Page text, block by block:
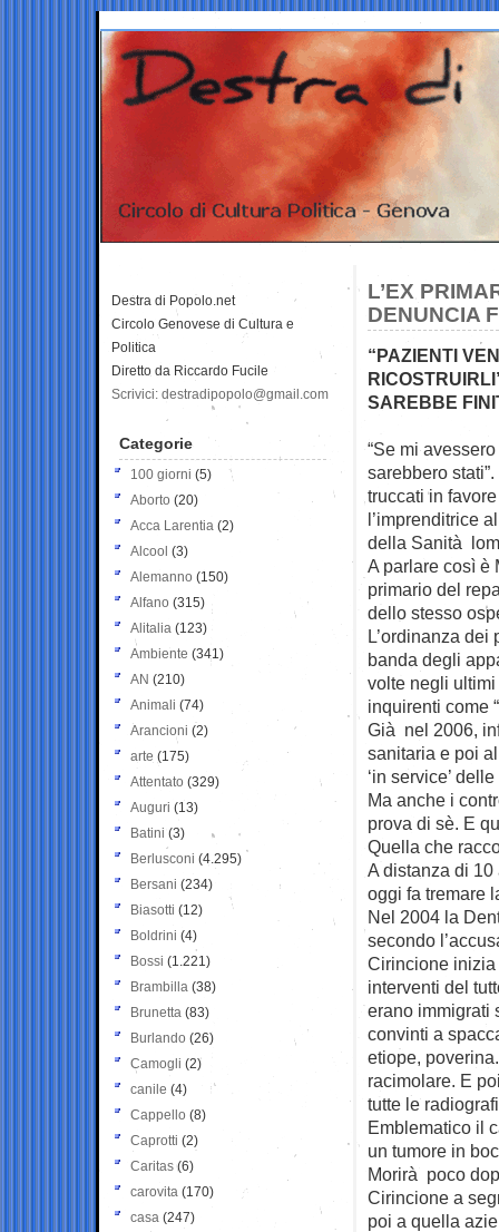
L’EX
DENUNCIA
“PAZIENTI
SAREBBE
“Se mi
sarebbero stati”.
truccati in
l’imprenditrice
della Sanità
A parlare così è
primario del
dello stesso
L’ordinanza dei
banda degli
volte negli
inquirenti come
Già nel 2006,
sanitaria e poi
‘in service’
Ma anche i
prova di sè. E
Quella che
A distanza di
oggi fa tremare
Nel 2004 la
secondo
Cirincione inizia
interventi del
erano immigrati
convinti a
etiope,
racimolare. E
tutte le
Emblematico il
un tumore in
Morirà poco
Cirincione a
poi a quella
Destra di Popolo.net
Circolo Genovese di Cultura e
Politica
Diretto da Riccardo Fucile
Scrivici: destradipopolo@gmail.com
Categorie
100 giorni (5)
Aborto (20)
Acca Larentia (2)
Alcool (3)
Alemanno (150)
Alfano (315)
Alitalia (123)
Ambiente (341)
AN (210)
Animali (74)
Arancioni (2)
arte (175)
Attentato (329)
Auguri (13)
Batini (3)
Berlusconi (4.295)
Bersani (234)
Biasotti (12)
Boldrini (4)
Bossi (1.221)
Brambilla (38)
Brunetta (83)
Burlando (26)
Camogli (2)
canile (4)
Cappello (8)
Caprotti (2)
Caritas (6)
carovita (170)
casa (247)